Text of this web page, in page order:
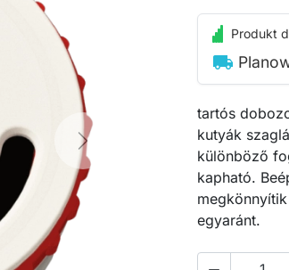
Next
Produkt
local_shipping
tartós
kutyák
különböző
kapható.
egyaránt.